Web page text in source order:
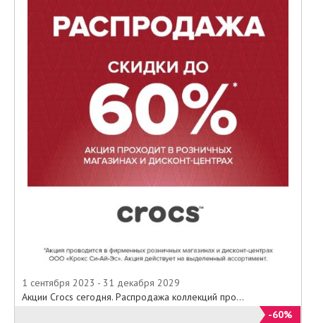
1 сентября 2023 - 31 декабря 2029
Акции Crocs сегодня. Распродажа коллекций про...
-60%